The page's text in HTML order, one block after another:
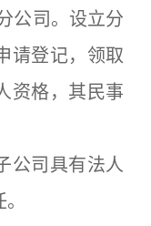
司。设立分
请登记，领取
资格，其民事
司具有法人